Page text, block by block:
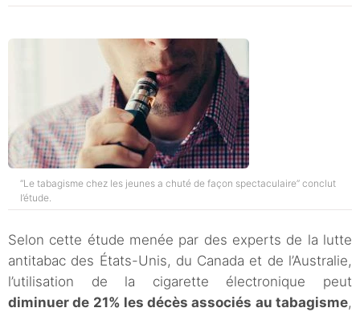
“Le tabagisme chez les jeunes a chuté de façon spectaculaire” conclut
l’étude.
Selon cette étude menée par des experts de la lutte
antitabac des États-Unis, du Canada et de l’Australie,
l’utilisation de la cigarette électronique peut
diminuer de 21% les décès associés au tabagisme,